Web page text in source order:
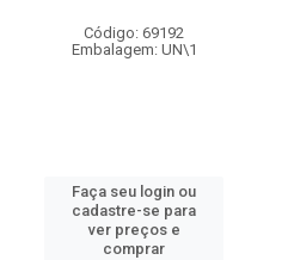
Código: 69192
Embalagem: UN\1
Faça seu login ou
cadastre-se para
ver preços e
comprar